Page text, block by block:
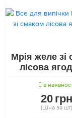
Мрія желе зі
лісова
в
20 грн
(Ціна за шт)